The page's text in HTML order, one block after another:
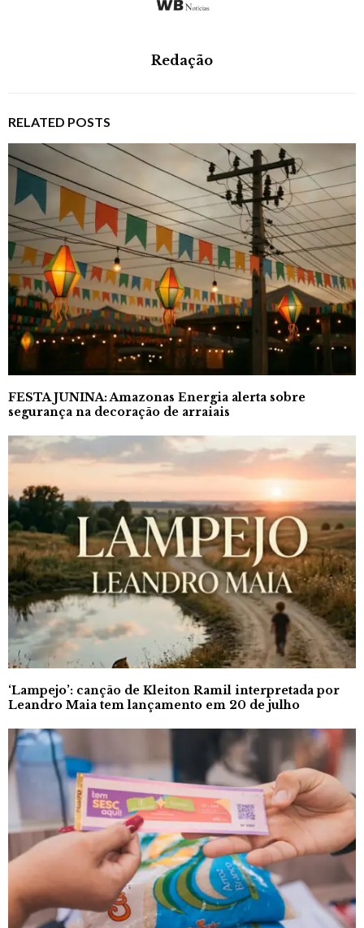
Redação
RELATED POSTS
FESTA JUNINA: Amazonas Energia alerta sobre
segurança na decoração de arraiais
‘Lampejo’: canção de Kleiton Ramil interpretada por
Leandro Maia tem lançamento em 20 de julho